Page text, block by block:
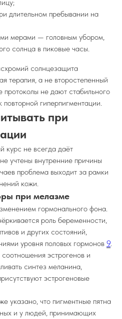
длительном пребывании на
мерами — головным убором,
солнца в пиковые часы.
солнцезащита
терапия, а не второстепенный
не дают стабильного
гиперпигментации.
при
курс не всегда даёт
учтены внутренние причины
проблема выходит за рамки
кожи.
при мелазме
гормонального фона.
роль беременности,
и других состояний,
уровня половых гормонов 9.
эстрогенов и
синтез меланина,
эстрогеновые
указано, что пигментные пятна
и у людей, принимающих
офертой,
437
РФ
и еще много
Документы
Реквизиты